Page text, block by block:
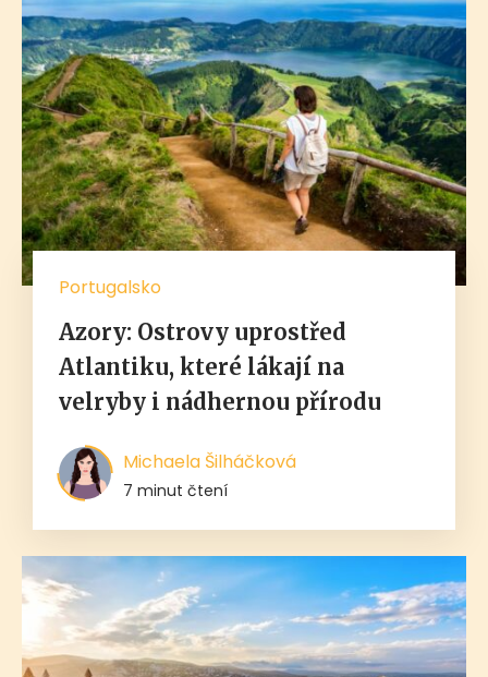
Portugalsko
Azory: Ostrovy uprostřed
Atlantiku, které lákají na
velryby i nádhernou přírodu
Michaela Šilháčková
7 minut čtení